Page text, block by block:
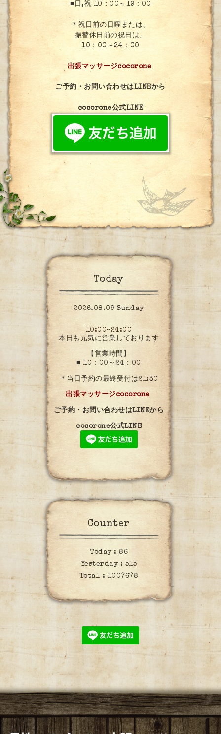
■日,祝 10：00～19：00
＊祝日前の日曜または、
振替休日前の祝日は、
10：00～24：00
出張マッサージcocorone
ご予約・お問い合わせはLINEから
cocorone公式LINE
Today
2026.08.09 Sunday
10:00~24:00
本日も元気に営業しております
【営業時間】
■ 10：00～24：00
＊当日予約の最終受付は21:30
出張マッサージcocorone
ご予約・お問い合わせはLINEから
cocorone公式LINE
Counter
Today : 86
Yesterday : 515
Total : 1007678